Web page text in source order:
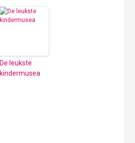
De leukste
kindermusea